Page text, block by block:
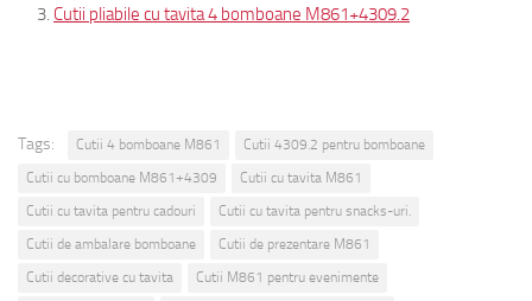
Cutii pliabile cu tavita 4 bomboane M861+4309.2
Tags: Cutii 4 bomboane M861
Cutii 4309.2 pentru bomboane
Cutii cu bomboane M861+4309
Cutii cu tavita M861
Cutii cu tavita pentru cadouri
Cutii cu tavita pentru snacks-uri.
Cutii de ambalare bomboane
Cutii de prezentare M861
Cutii decorative cu tavita
Cutii M861 pentru evenimente